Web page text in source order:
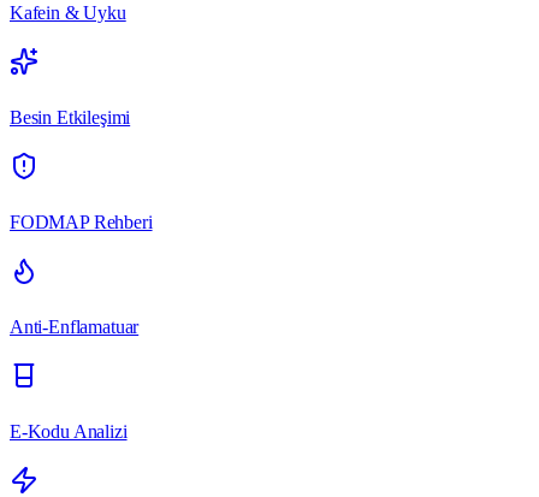
Kafein & Uyku
Besin Etkileşimi
FODMAP Rehberi
Anti-Enflamatuar
E-Kodu Analizi